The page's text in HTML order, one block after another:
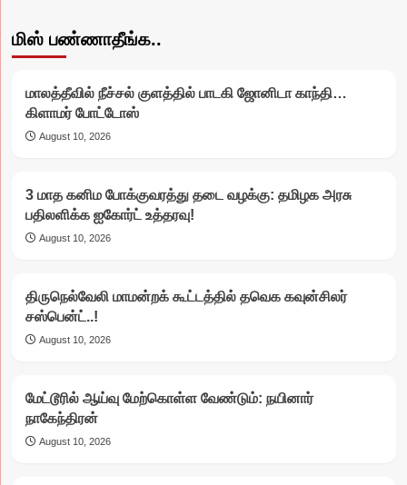
மிஸ் பண்ணாதீங்க..
மாலத்தீவில் நீச்சல் குளத்தில் பாடகி ஜோனிடா காந்தி…
கிளாமர் போட்டோஸ்
August 10, 2026
3 மாத கனிம போக்குவரத்து தடை வழக்கு: தமிழக அரசு
பதிலளிக்க ஐகோர்ட் உத்தரவு!
August 10, 2026
திருநெல்வேலி மாமன்றக் கூட்டத்தில் தவெக கவுன்சிலர்
சஸ்பென்ட்..!
August 10, 2026
மேட்டூரில் ஆய்வு மேற்கொள்ள வேண்டும்: நயினார்
நாகேந்திரன்
August 10, 2026